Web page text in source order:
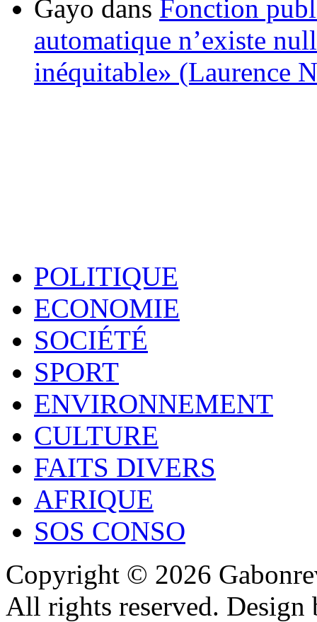
Gayo dans Fonction
automatique n’existe
inéquitable» (Laurence
POLITIQUE
ECONOMIE
SOCIÉTÉ
SPORT
ENVIRONNEMENT
CULTURE
FAITS DIVERS
AFRIQUE
SOS CONSO
Copyright © 2026
All rights reserved.